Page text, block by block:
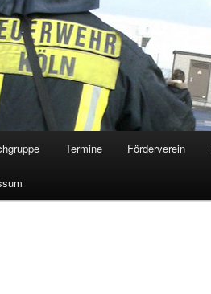
Termine Förderverein